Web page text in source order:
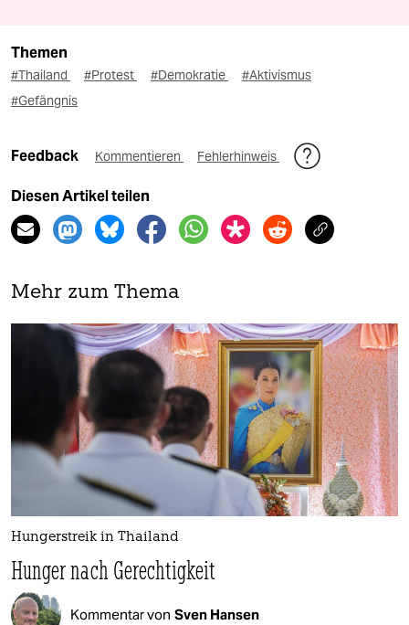
Themen
#Thailand #Protest #Demokratie
#Aktivismus
#Gefängnis
Feedback Kommentieren Fehlerhinweis
Diesen Artikel teilen
Mehr zum Thema
Hungerstreik in Thailand
Hunger nach Gerechtigkeit
Kommentar von Sven Hansen